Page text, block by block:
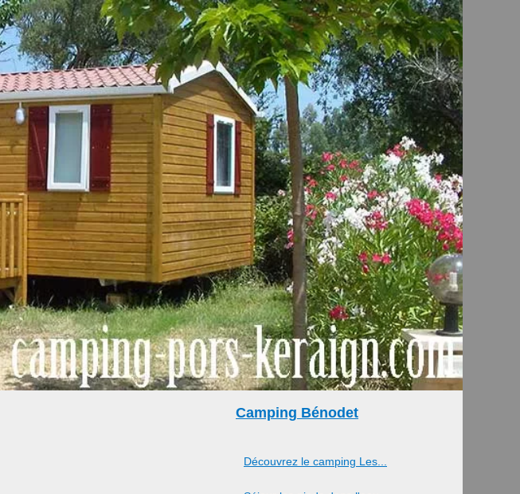
Camping Bénodet
Découvrez le camping Les...